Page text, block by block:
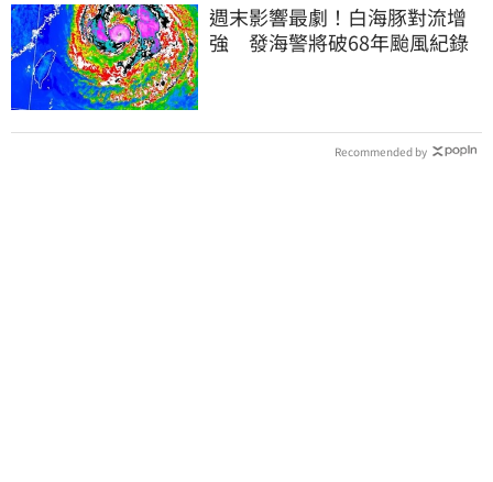
週末影響最劇！白海豚對流增
強 發海警將破68年颱風紀錄
Recommended by